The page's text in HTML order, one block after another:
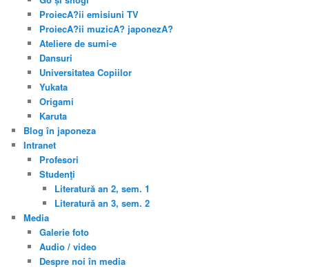
ProiecA?ii emisiuni TV
ProiecA?ii muzicA? japonezA?
Ateliere de sumi-e
Dansuri
Universitatea Copiilor
Yukata
Origami
Karuta
Blog în japoneza
Intranet
Profesori
Studenţi
Literatură an 2, sem. 1
Literatură an 3, sem. 2
Media
Galerie foto
Audio / video
Despre noi în media